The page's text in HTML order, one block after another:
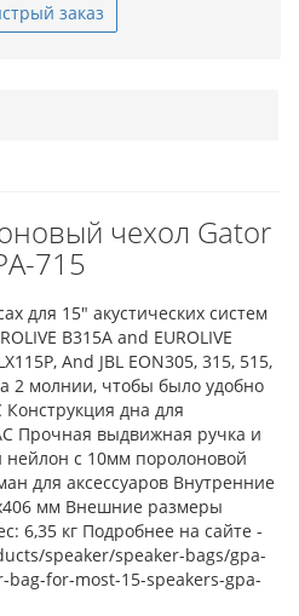
заказ
чехол Gator
715
для 15" акустических систем
B315A and EUROLIVE
And JBL EON305, 315, 515,
2 молнии, чтобы было удобно
Конструкция дна для
Прочная выдвижная ручка и
с 10мм поролоновой
для аксессуаров Внутренние
мм Внешние размеры
6,35 кг Подробнее на сайте -
speaker/speaker-bags/gpa-
for-most-15-speakers-gpa-